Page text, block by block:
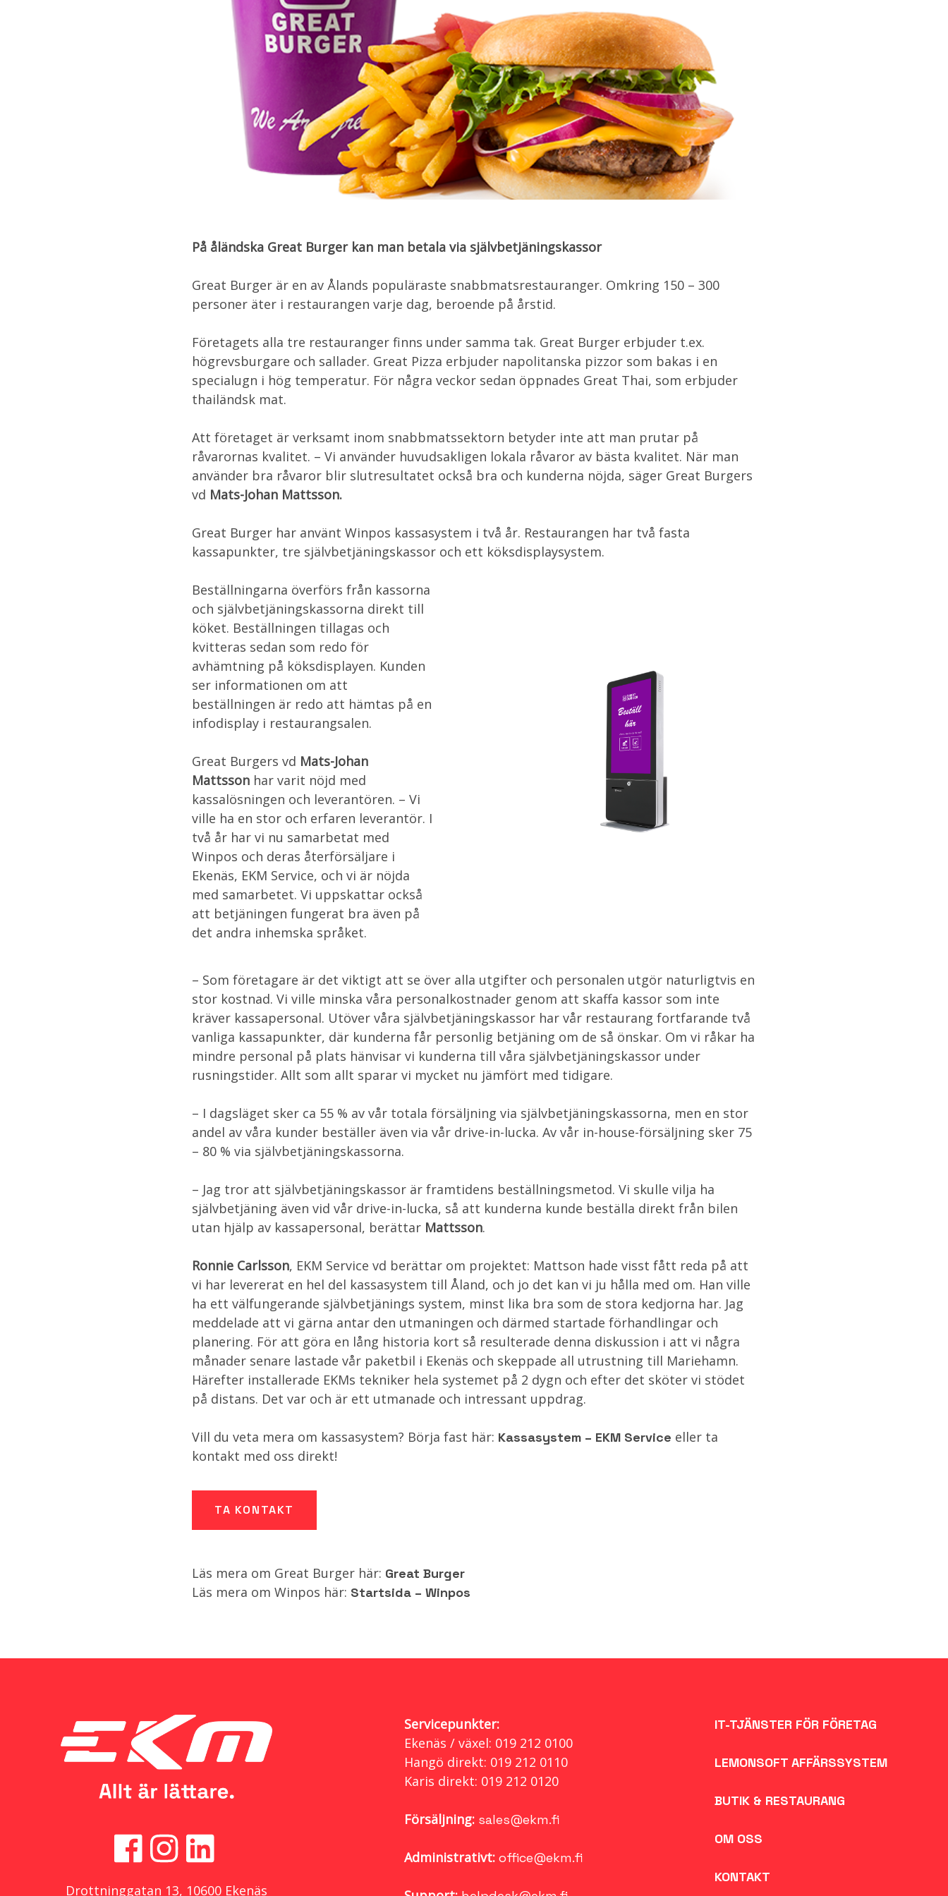
På åländska Great Burger kan man betala via självbetjäningskassor
Great Burger är en av Ålands populäraste snabbmatsrestauranger. Omkring 150 – 300
personer äter i restaurangen varje dag, beroende på årstid.
Företagets alla tre restauranger finns under samma tak. Great Burger erbjuder t.ex.
högrevsburgare och sallader. Great Pizza erbjuder napolitanska pizzor som bakas i en
specialugn i hög temperatur. För några veckor sedan öppnades Great Thai, som erbjuder
thailändsk mat.
Att företaget är verksamt inom snabbmatssektorn betyder inte att man prutar på
råvarornas kvalitet. – Vi använder huvudsakligen lokala råvaror av bästa kvalitet. När man
använder bra råvaror blir slutresultatet också bra och kunderna nöjda, säger Great Burgers
vd Mats-Johan Mattsson.
Great Burger har använt Winpos kassasystem i två år. Restaurangen har två fasta
kassapunkter, tre självbetjäningskassor och ett köksdisplaysystem.
Beställningarna överförs från kassorna
och självbetjäningskassorna direkt till
köket. Beställningen tillagas och
kvitteras sedan som redo för
avhämtning på köksdisplayen. Kunden
ser informationen om att
beställningen är redo att hämtas på en
infodisplay i restaurangsalen.
Great Burgers vd Mats-Johan
Mattsson har varit nöjd med
kassalösningen och leverantören. – Vi
ville ha en stor och erfaren leverantör. I
två år har vi nu samarbetat med
Winpos och deras återförsäljare i
Ekenäs, EKM Service, och vi är nöjda
med samarbetet. Vi uppskattar också
att betjäningen fungerat bra även på
det andra inhemska språket.
– Som företagare är det viktigt att se över alla utgifter och personalen utgör naturligtvis en
stor kostnad. Vi ville minska våra personalkostnader genom att skaffa kassor som inte
kräver kassapersonal. Utöver våra självbetjäningskassor har vår restaurang fortfarande två
vanliga kassapunkter, där kunderna får personlig betjäning om de så önskar. Om vi råkar ha
mindre personal på plats hänvisar vi kunderna till våra självbetjäningskassor under
rusningstider. Allt som allt sparar vi mycket nu jämfört med tidigare.
– I dagsläget sker ca 55 % av vår totala försäljning via självbetjäningskassorna, men en stor
andel av våra kunder beställer även via vår drive-in-lucka. Av vår in-house-försäljning sker 75
– 80 % via självbetjäningskassorna.
– Jag tror att självbetjäningskassor är framtidens beställningsmetod. Vi skulle vilja ha
självbetjäning även vid vår drive-in-lucka, så att kunderna kunde beställa direkt från bilen
utan hjälp av kassapersonal, berättar Mattsson.
Ronnie Carlsson, EKM Service vd berättar om projektet: Mattson hade visst fått reda på att
vi har levererat en hel del kassasystem till Åland, och jo det kan vi ju hålla med om. Han ville
ha ett välfungerande självbetjänings system, minst lika bra som de stora kedjorna har. Jag
meddelade att vi gärna antar den utmaningen och därmed startade förhandlingar och
planering. För att göra en lång historia kort så resulterade denna diskussion i att vi några
månader senare lastade vår paketbil i Ekenäs och skeppade all utrustning till Mariehamn.
Härefter installerade EKMs tekniker hela systemet på 2 dygn och efter det sköter vi stödet
på distans. Det var och är ett utmanade och intressant uppdrag.
Vill du veta mera om kassasystem? Börja fast här: Kassasystem – EKM Service eller ta
kontakt med oss direkt!
TA KONTAKT
Läs mera om Great Burger här: Great Burger
Läs mera om Winpos här: Startsida – Winpos
Drottninggatan 13, 10600 Ekenäs
Servicepunkter:
Ekenäs / växel: 019 212 0100
Hangö direkt: 019 212 0110
Karis direkt: 019 212 0120
Försäljning: sales@ekm.fi
Administrativt: office@ekm.fi
IT-TJÄNSTER FÖR FÖRETAG
LEMONSOFT AFFÄRSSYSTEM
BUTIK & RESTAURANG
OM OSS
KONTAKT